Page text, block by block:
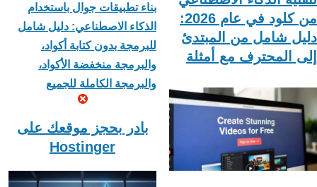
من كلود في عام 2026:
دليل شامل من المبتدئ
إلى المحترف مع أمثلة
بناء تطبيقات جوال باستخدام
الذكاء الاصطناعي: دليل شامل
للبرمجة بدون كتابة أكواد،
والبرمجة منخفضة الأكواد،
والبرمجة الكاملة للجميع
بادر بحجز موقعك على
Hostinger